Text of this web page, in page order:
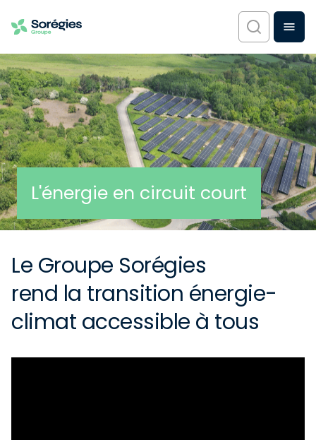
L'énergie en circuit court
Le Groupe Sorégies
rend la transition énergie-
climat accessible à tous